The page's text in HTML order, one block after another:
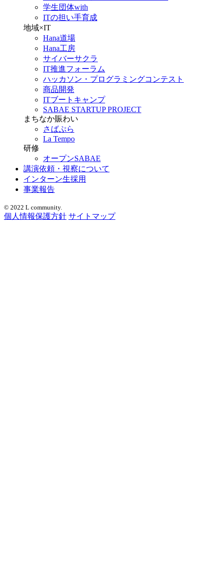
学生団体with
ITの担い手育成
地域×IT
Hana道場
Hana工房
サイバーサクラ
IT推進フォーラム
ハッカソン・プログラミングコンテスト
商品開発
ITブートキャンプ
SABAE STARTUP PROJECT
まちなか賑わい
さばぷら
La Tempo
研修
オープンSABAE
講演依頼・視察について
インターン生採用
事業報告
© 2022 L community.
個人情報保護方針 サイトマップ